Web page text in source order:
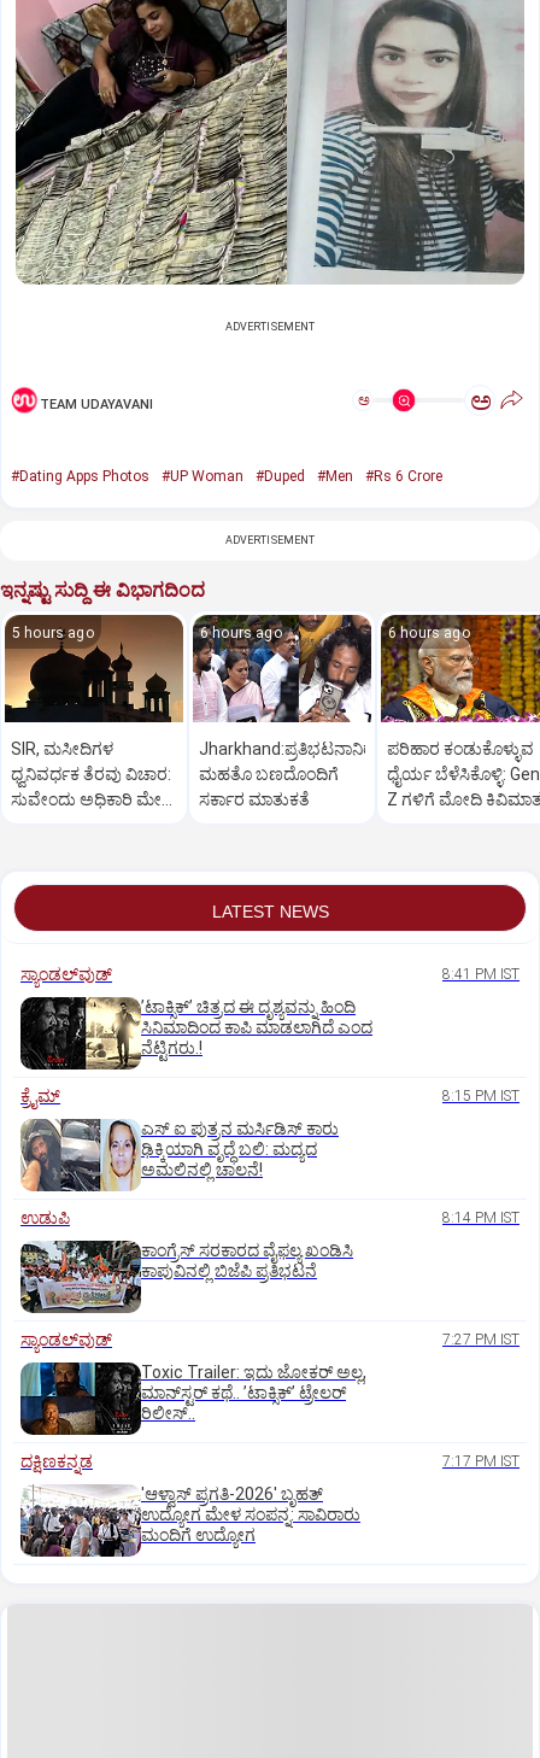
ADVERTISEMENT
TEAM UDAYAVANI ಅ ಅ
#Dating Apps Photos #UP Woman #Duped #Men #Rs 6 Crore
ADVERTISEMENT
ಇನ್ನಷ್ಟು ಸುದ್ದಿ ಈ ವಿಭಾಗದಿಂದ
5 hours ago
SIR, ಮಸೀದಿಗಳ
ಧ್ವನಿವರ್ಧಕ ತೆರವು ವಿಚಾರ:
ಸುವೇಂದು ಅಧಿಕಾರಿ ಮೇಲೆ
6 hours ago
Jharkhand:ಪ್ರತಿಭಟನಾನಿರತ
ಮಹತೊ ಬಣದೊಂದಿಗೆ
ಸರ್ಕಾರ ಮಾತುಕತೆ
6 hours ago
ಪರಿಹಾರ ಕಂಡುಕೊಳ್ಳುವ
ಧೈರ್ಯ ಬೆಳೆಸಿಕೊಳ್ಳಿ:
Z ಗಳಿಗೆ ಮೋದಿ
LATEST NEWS
ಸ್ಯಾಂಡಲ್‌ವುಡ್‌ 8:41 PM IST
ʼಟಾಕ್ಸಿಕ್‌ʼ ಚಿತ್ರದ ಈ ದೃಶ್ಯವನ್ನು ಹಿಂದಿ
ಸಿನಿಮಾದಿಂದ ಕಾಪಿ ಮಾಡಲಾಗಿದೆ ಎಂದ
ನೆಟ್ಟಿಗರು.!
ಕ್ರೈಮ್ 8:15 PM IST
ಎಸ್ ಐ ಪುತ್ರನ ಮರ್ಸಿಡಿಸ್‌ ಕಾರು
ಢಿಕ್ಕಿಯಾಗಿ ವೃದ್ಧೆ ಬಲಿ: ಮದ್ಯದ
ಅಮಲಿನಲ್ಲಿ ಚಾಲನೆ!
ಉಡುಪಿ 8:14 PM IST
ಕಾಂಗ್ರೆಸ್ ಸರಕಾರದ ವೈಫಲ್ಯ ಖಂಡಿಸಿ
ಕಾಪುವಿನಲ್ಲಿ ಬಿಜೆಪಿ ಪ್ರತಿಭಟನೆ
ಸ್ಯಾಂಡಲ್‌ವುಡ್‌ 7:27 PM IST
Toxic Trailer: ಇದು ಜೋಕರ್‌ ಅಲ್ಲ,
ಮಾನ್‌ಸ್ಟರ್‌ ಕಥೆ.. ʼಟಾಕ್ಸಿಕ್‌ʼ ಟ್ರೇಲರ್‌
ರಿಲೀಸ್..
ದಕ್ಷಿಣಕನ್ನಡ 7:17 PM IST
'ಆಳ್ವಾಸ್‌ ಪ್ರಗತಿ-2026' ಬೃಹತ್
ಉದ್ಯೋಗ ಮೇಳ ಸಂಪನ್ನ: ಸಾವಿರಾರು
ಮಂದಿಗೆ ಉದ್ಯೋಗ